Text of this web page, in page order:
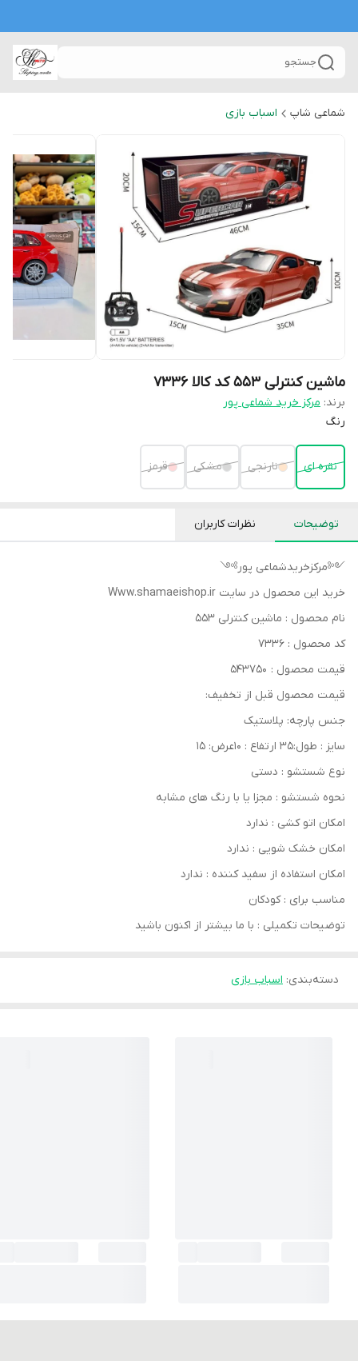
جستجو
شماعی شاپ اسباب بازی
ماشین کنترلی ۵۵۳ کد کالا ۷۳۳۶
برند: مرکز خرید شماعی پور
رنگ
نقره ای نارنجی مشکی قرمز
توضیحات نظرات کاربران
༺مرکزخریدشماعی پور༻
خرید این محصول در سایت Www.shamaeishop.ir
نام محصول : ماشین کنترلی ۵۵۳
کد محصول : ۷۳۳۶
قیمت محصول : ۵۴۳۷۵۰
قیمت محصول قبل از تخفیف:
جنس پارچه: پلاستیک
سایز : طول:۳۵ ارتفاع : ۱۰عرض: ۱۵
نوع شستشو : دستی
نحوه شستشو : مجزا یا با رنگ های مشابه
امکان اتو کشی : ندارد
امکان خشک‌ شویی : ندارد
امکان استفاده از سفید کننده : ندارد
مناسب برای : کودکان
توضیحات تکمیلی : با ما بیشتر از اکنون باشید
دسته‌بندی: اسباب بازی